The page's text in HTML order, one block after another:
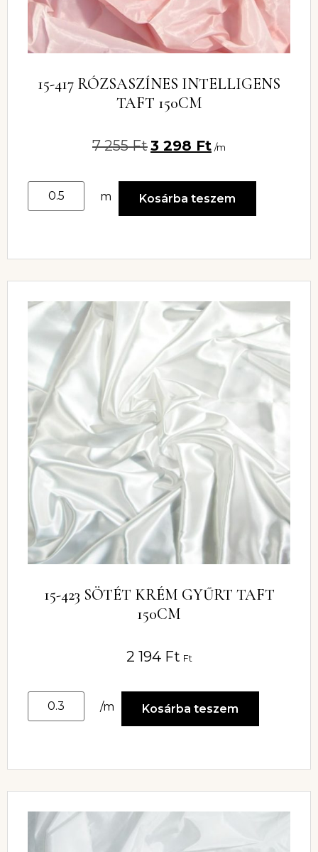
15-417 RÓZSASZÍNES INTELLIGENS
TAFT 150CM
7 255Ft3 298 Ft /m
m Kosárba teszem
15-423 SÖTÉT KRÉM GYŰRT TAFT
150CM
2 194 Ft Ft
/m Kosárba teszem